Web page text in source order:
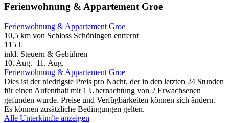
Ferienwohnung & Appartement Groe
Ferienwohnung & Appartement Groe
10,5 km von Schloss Schöningen entfernt
115 €
inkl. Steuern & Gebühren
10. Aug.–11. Aug.
Ferienwohnung & Appartement Groe
Dies ist der niedrigste Preis pro Nacht, der in den letzten 24 Stunden
für einen Aufenthalt mit 1 Übernachtung von 2 Erwachsenen
gefunden wurde. Preise und Verfügbarkeiten können sich ändern.
Es können zusätzliche Bedingungen gelten.
Alle Unterkünfte anzeigen